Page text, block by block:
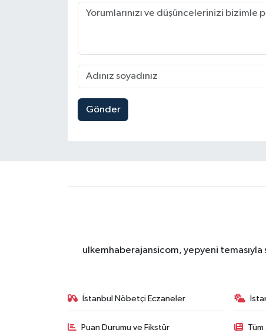
Gönder
ulkemhaberajansicom, yepyeni
İstanbul Nöbetçi Eczaneler
Puan Durumu ve Fikstür